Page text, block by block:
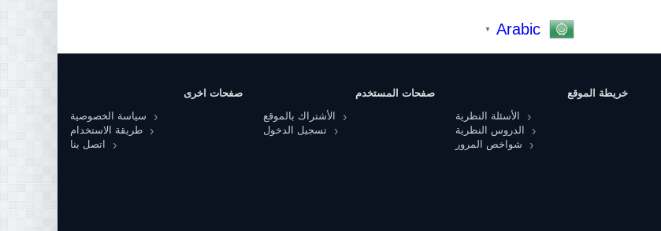
Arabic
▼
خريطة الموقع
الأسئلة النظرية
الدروس النظرية
شواخص المرور
صفحات المستخدم
الأشتراك بالموقع
تسجيل الدخول
صفحات اخرى
سياسة الخصوصية
طريقة الاستخدام
اتصل بنا